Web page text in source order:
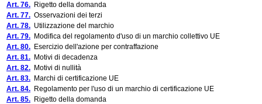
Art. 76. Rigetto della domanda
Art. 77. Osservazioni dei terzi
Art. 78. Utilizzazione del marchio
Art. 79. Modifica del regolamento d'uso di un marchio collettivo UE
Art. 80. Esercizio dell'azione per contraffazione
Art. 81. Motivi di decadenza
Art. 82. Motivi di nullità
Art. 83. Marchi di certificazione UE
Art. 84. Regolamento per l'uso di un marchio di certificazione UE
Art. 85. Rigetto della domanda